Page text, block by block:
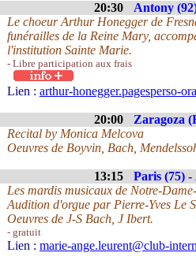
20:30 Antony
Le choeur Arthur Honegger de
funérailles de la Reine Mary,
l'institution Sainte Marie.
- Libre participation aux frais
Lien : arthur-honegger.pagesperso-
20:00 Zaragoza
Recital by Monica Melcova
Oeuvres de Boyvin, Bach,
13:15 Paris (75) -
Les mardis musicaux de Notre-
Audition d'orgue par Pierre-Yves Le
Oeuvres de J-S Bach, J Ibert.
- gratuit
Lien : marie-ange.leurent@club-